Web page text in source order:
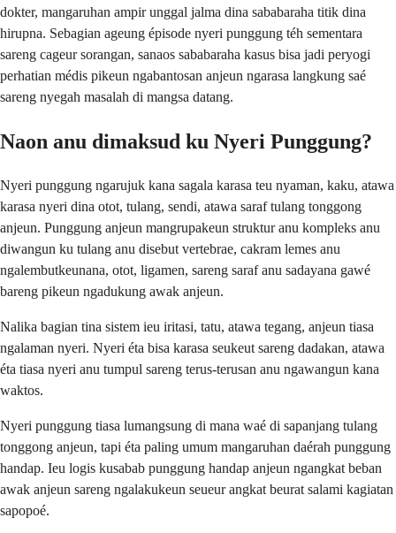
dokter, mangaruhan ampir unggal jalma dina sababaraha titik dina
hirupna. Sebagian ageung épisode nyeri punggung téh sementara
sareng cageur sorangan, sanaos sababaraha kasus bisa jadi peryogi
perhatian médis pikeun ngabantosan anjeun ngarasa langkung saé
sareng nyegah masalah di mangsa datang.
Naon anu dimaksud ku Nyeri Punggung?
Nyeri punggung ngarujuk kana sagala karasa teu nyaman, kaku, atawa
karasa nyeri dina otot, tulang, sendi, atawa saraf tulang tonggong
anjeun. Punggung anjeun mangrupakeun struktur anu kompleks anu
diwangun ku tulang anu disebut vertebrae, cakram lemes anu
ngalembutkeunana, otot, ligamen, sareng saraf anu sadayana gawé
bareng pikeun ngadukung awak anjeun.
Nalika bagian tina sistem ieu iritasi, tatu, atawa tegang, anjeun tiasa
ngalaman nyeri. Nyeri éta bisa karasa seukeut sareng dadakan, atawa
éta tiasa nyeri anu tumpul sareng terus-terusan anu ngawangun kana
waktos.
Nyeri punggung tiasa lumangsung di mana waé di sapanjang tulang
tonggong anjeun, tapi éta paling umum mangaruhan daérah punggung
handap. Ieu logis kusabab punggung handap anjeun ngangkat beban
awak anjeun sareng ngalakukeun seueur angkat beurat salami kagiatan
sapopoé.